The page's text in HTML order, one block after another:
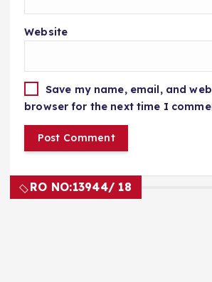
Website
Save my name, email, and
browser for the next time I
RO NO:13944/ 18